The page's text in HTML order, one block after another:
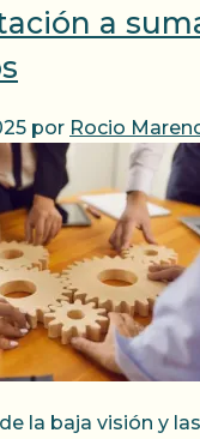
a
por Rocio
la baja visión y